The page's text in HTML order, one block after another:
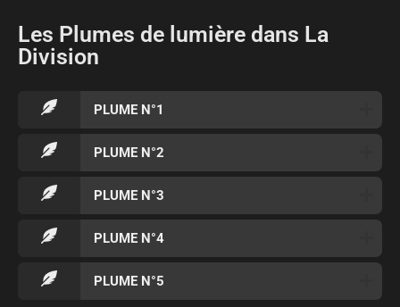
Les Plumes de lumière dans La
Division
PLUME N°1
PLUME N°2
PLUME N°3
PLUME N°4
PLUME N°5